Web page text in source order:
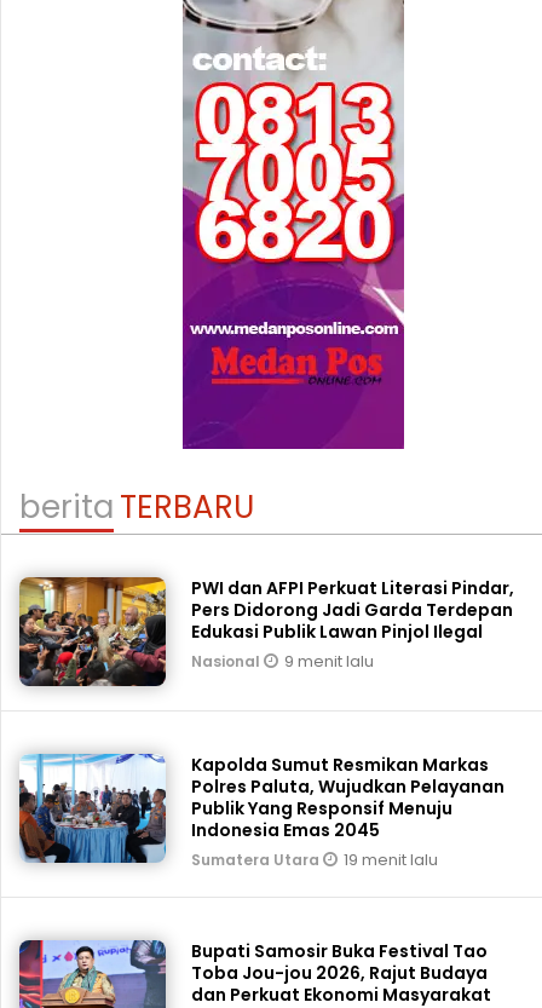
beritaTERBARU
PWI dan AFPI Perkuat Literasi Pindar,
Pers Didorong Jadi Garda Terdepan
Edukasi Publik Lawan Pinjol Ilegal
Nasional 9 menit lalu
Kapolda Sumut Resmikan Markas
Polres Paluta, Wujudkan Pelayanan
Publik Yang Responsif Menuju
Indonesia Emas 2045
Sumatera Utara 19 menit lalu
Bupati Samosir Buka Festival Tao
Toba Jou-jou 2026, Rajut Budaya
dan Perkuat Ekonomi Masyarakat